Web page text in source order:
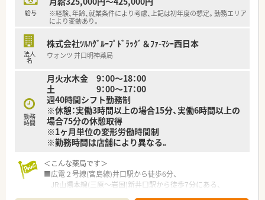
少しでも気になった方はお問い合わせくださいませ
＜法人特徴＞
■ツルハグループとして中国地方で業界最大規模のドラッグス
上・利益・店舗数共に業界トップクラスです。
■年間で10店舗以上の新規出店を継続しており、新卒採用に関
しても中国地方で最も入社人数が多い法人です。薬剤師の平均
■調剤薬局部門で採用された薬剤師の業務は調剤業務（調剤・投
薬・監査・在宅）がメインとなり、レジ打ちなどはございません。
OTCについての知識も深まるためこれから必要な「マルチの力」
が身につきます。
■セルフメディケーションの支援として、医療・保険・福祉・マタ
ニティ等、様々なテーマで健康セミナーを年間130回以上開催し
ています。
います。
■働き方改革に沿って、有給休暇消化が促進されています。
給与 ※経験、年齢、就業条件により考慮、上記は初年度の想定。勤務エリア
により変動あり。
法人
名
株式会社ﾂﾙﾊｸﾞﾙｰﾌﾟﾄﾞﾗｯｸﾞ＆ﾌｧ-ﾏｼｰ西日本
ウォンツ 井口明神薬局
勤務
時間
月火水木金 9：00～18：00
土 9：00～17：00
週40時間シフト勤務制
※休憩：実働3時間以上の場合15分、実働6時間以上の
場合75分の休憩取得
※1ヶ月単位の変形労働時間制
※勤務時間は店舗により異なる。
＜こんな薬局です＞
■広電２号線(宮島線)井口駅から徒歩6分、
JR山陽本線(三原～岩国)新井口駅から徒歩7分にある、